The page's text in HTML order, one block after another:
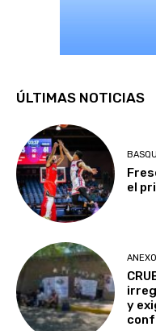
ÚLTIMAS NOTICIAS
el
y